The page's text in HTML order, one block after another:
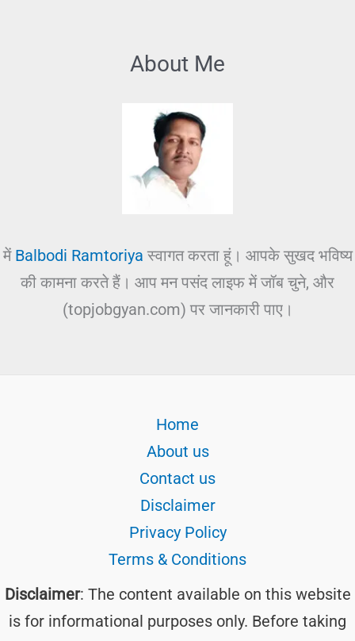
About Me
में Balbodi Ramtoriya स्वागत करता हूं। आपके सुखद भविष्य
की कामना करते हैं। आप मन पसंद लाइफ में जॉब चुने, और
(topjobgyan.com) पर जानकारी पाए।
Home
About us
Contact us
Disclaimer
Privacy Policy
Terms & Conditions
Disclaimer: The content available on this website
is for informational purposes only. Before taking